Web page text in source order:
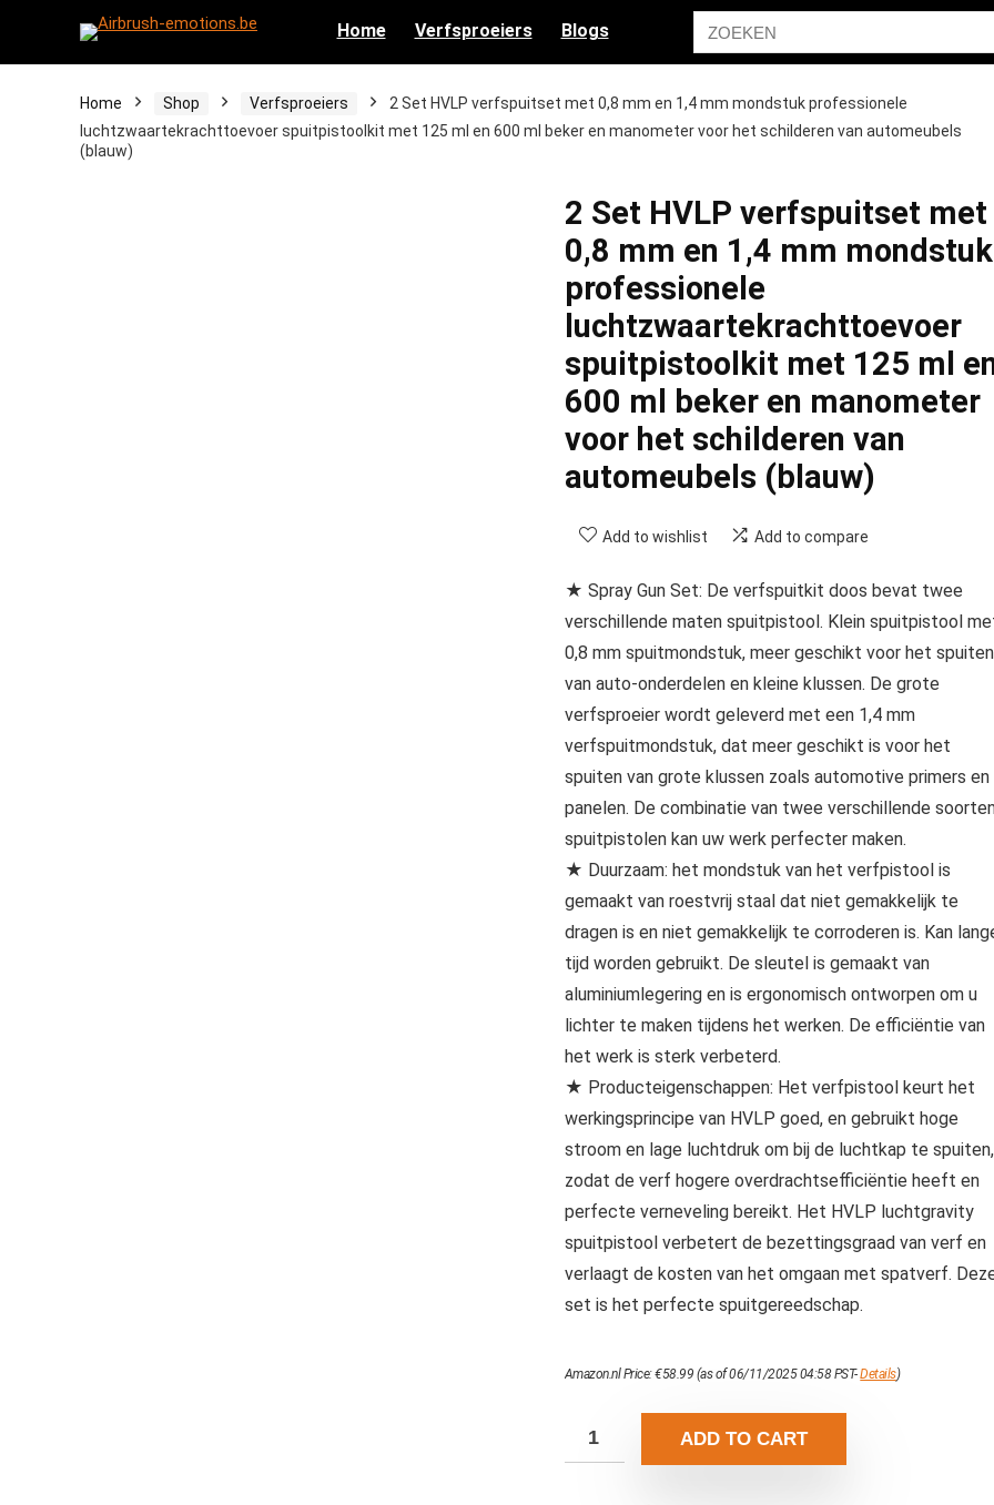
Home Verfsproeiers Blogs
Home Shop Verfsproeiers
2 Set HVLP verfspuitset met 0,8 mm en 1,4 mm mondstuk professionele
luchtzwaartekrachttoevoer spuitpistoolkit met 125 ml en 600 ml beker en manometer voor het schilderen van automeubels
(blauw)
2 Set HVLP verfspuitset met
0,8 mm en 1,4 mm mondstuk
professionele
luchtzwaartekrachttoevoer
spuitpistoolkit met 125 ml
600 ml beker en manometer
voor het schilderen van
automeubels (blauw)
Add to wishlist Add to compare
★ Spray Gun Set: De verfspuitkit doos bevat twee
verschillende maten spuitpistool. Klein spuitpistool
0,8 mm spuitmondstuk, meer geschikt voor het spuiten
van auto-onderdelen en kleine klussen. De grote
verfsproeier wordt geleverd met een 1,4 mm
verfspuitmondstuk, dat meer geschikt is voor het
spuiten van grote klussen zoals automotive primers en
panelen. De combinatie van twee verschillende
spuitpistolen kan uw werk perfecter maken.
★ Duurzaam: het mondstuk van het verfpistool is
gemaakt van roestvrij staal dat niet gemakkelijk te
dragen is en niet gemakkelijk te corroderen is. Kan
tijd worden gebruikt. De sleutel is gemaakt van
aluminiumlegering en is ergonomisch ontworpen om u
lichter te maken tijdens het werken. De efficiëntie van
het werk is sterk verbeterd.
★ Producteigenschappen: Het verfpistool keurt het
werkingsprincipe van HVLP goed, en gebruikt hoge
stroom en lage luchtdruk om bij de luchtkap te spuiten,
zodat de verf hogere overdrachtsefficiëntie heeft en
perfecte verneveling bereikt. Het HVLP luchtgravity
spuitpistool verbetert de bezettingsgraad van verf en
verlaagt de kosten van het omgaan met spatverf.
set is het perfecte spuitgereedschap.
Amazon.nl Price:€58.99 (as of 06/11/2025 04:58 PST-Details)
ADD TO CART